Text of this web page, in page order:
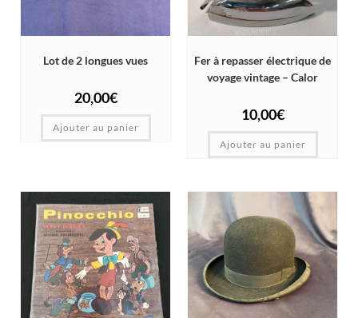
Lot de 2 longues vues
20,00€
Ajouter au panier
Fer à repasser électrique de
voyage vintage – Calor
10,00€
Ajouter au panier